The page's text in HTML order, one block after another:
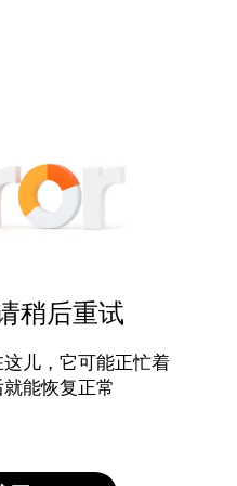
稍后重试
儿，它可能正忙着
能恢复正常